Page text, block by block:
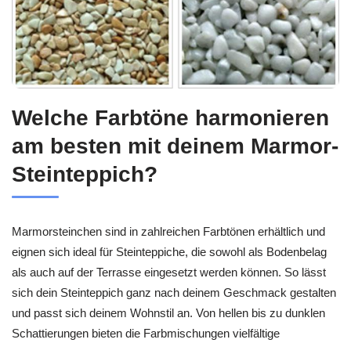
Welche Farbtöne harmonieren
am besten mit deinem Marmor-
Steinteppich?
Marmorsteinchen sind in zahlreichen Farbtönen erhältlich und
eignen sich ideal für Steinteppiche, die sowohl als Bodenbelag
als auch auf der Terrasse eingesetzt werden können. So lässt
sich dein Steinteppich ganz nach deinem Geschmack gestalten
und passt sich deinem Wohnstil an. Von hellen bis zu dunklen
Schattierungen bieten die Farbmischungen vielfältige